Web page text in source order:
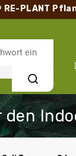
RE-PLANT
Suchen